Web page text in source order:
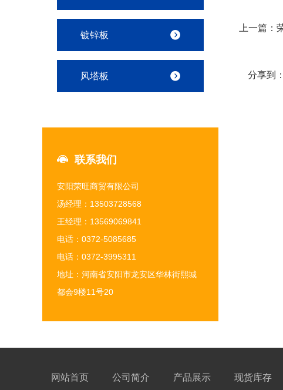
镀锌板
风塔板
联系我们
安阳荣旺商贸有限公司
汤经理：13503728568
王经理：13569069841
电话：0372-5085685
电话：0372-3995311
地址：河南省安阳市龙安区华林街熙城
都会9楼11号20
上一篇：
分享到：
网站首页 公司简介 产品展示 现货库存